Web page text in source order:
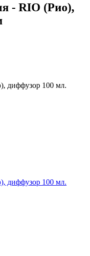
- RIO (Рио),
диффузор 100 мл.